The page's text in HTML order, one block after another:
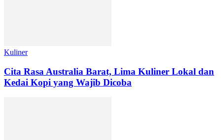
Kuliner
Cita Rasa Australia Barat, Lima Kuliner Lokal dan
Kedai Kopi yang Wajib Dicoba